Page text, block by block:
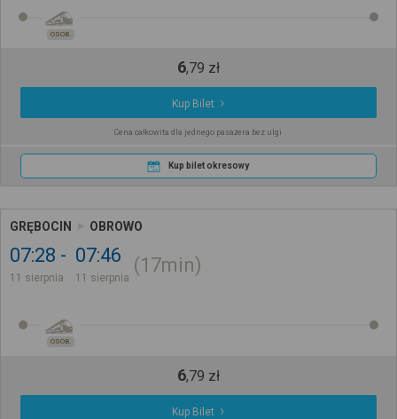
OSOB.
6,79 zł
Kup Bilet
Cena całkowita dla jednego pasażera bez ulgi
Kup bilet okresowy
GRĘBOCIN OBROWO
07:28
11 sierpnia
07:46
11 sierpnia
17min
OSOB.
6,79 zł
Kup Bilet